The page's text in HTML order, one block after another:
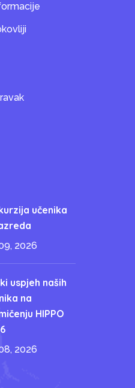
učenika
2026
uspjeh naših
na
HIPPO
2026